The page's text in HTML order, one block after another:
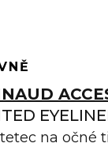
na očné